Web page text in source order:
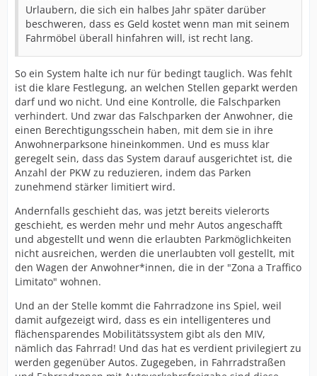
Urlaubern, die sich ein halbes Jahr später darüber
beschweren, dass es Geld kostet wenn man mit seinem
Fahrmöbel überall hinfahren will, ist recht lang.
So ein System halte ich nur für bedingt tauglich. Was fehlt
ist die klare Festlegung, an welchen Stellen geparkt werden
darf und wo nicht. Und eine Kontrolle, die Falschparken
verhindert. Und zwar das Falschparken der Anwohner, die
einen Berechtigungsschein haben, mit dem sie in ihre
Anwohnerparksone hineinkommen. Und es muss klar
geregelt sein, dass das System darauf ausgerichtet ist, die
Anzahl der PKW zu reduzieren, indem das Parken
zunehmend stärker limitiert wird.
Andernfalls geschieht das, was jetzt bereits vielerorts
geschieht, es werden mehr und mehr Autos angeschafft
und abgestellt und wenn die erlaubten Parkmöglichkeiten
nicht ausreichen, werden die unerlaubten voll gestellt, mit
den Wagen der Anwohner*innen, die in der "Zona a Traffico
Limitato" wohnen.
Und an der Stelle kommt die Fahrradzone ins Spiel, weil
damit aufgezeigt wird, dass es ein intelligenteres und
flächensparendes Mobilitätssystem gibt als den MIV,
nämlich das Fahrrad! Und das hat es verdient privilegiert zu
werden gegenüber Autos. Zugegeben, in Fahrradstraßen